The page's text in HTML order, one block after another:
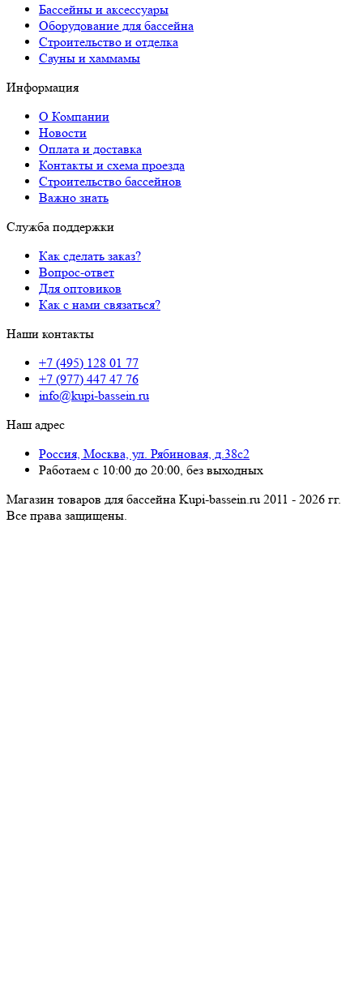
Бассейны и аксессуары
Оборудование для бассейна
Строительство и отделка
Сауны и хаммамы
Информация
О Компании
Новости
Оплата и доставка
Контакты и схема проезда
Строительство бассейнов
Важно знать
Служба поддержки
Как сделать заказ?
Вопрос-ответ
Для оптовиков
Как с нами связаться?
Наши контакты
+7 (495) 128 01 77
+7 (977) 447 47 76
info@kupi-bassein.ru
Наш адрес
Россия, Москва, ул. Рябиновая, д.38с2
Работаем с 10:00 до 20:00, без выходных
Магазин товаров для бассейна Kupi-bassein.ru 2011 - 2026 гг.
Все пра­ва за­щи­ще­ны.